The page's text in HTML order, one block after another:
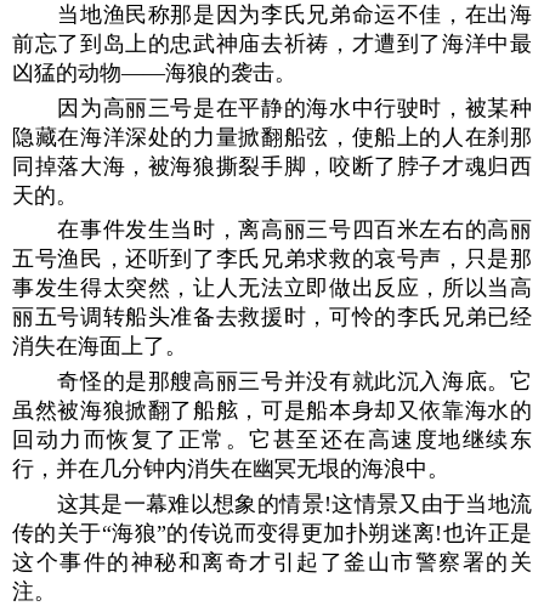
当地渔民称那是因为李氏兄弟命运不佳，在出海
前忘了到岛上的忠武神庙去祈祷，才遭到了海洋中最
凶猛的动物——海狼的袭击。
因为高丽三号是在平静的海水中行驶时，被某种
隐藏在海洋深处的力量掀翻船弦，使船上的人在刹那
同掉落大海，被海狼撕裂手脚，咬断了脖子才魂归西
天的。
在事件发生当时，离高丽三号四百米左右的高丽
五号渔民，还听到了李氏兄弟求救的哀号声，只是那
事发生得太突然，让人无法立即做出反应，所以当高
丽五号调转船头准备去救援时，可怜的李氏兄弟已经
消失在海面上了。
奇怪的是那艘高丽三号并没有就此沉入海底。它
虽然被海狼掀翻了船舷，可是船本身却又依靠海水的
回动力而恢复了正常。它甚至还在高速度地继续东
行，并在几分钟内消失在幽冥无垠的海浪中。
这其是一幕难以想象的情景!这情景又由于当地流
传的关于“海狼”的传说而变得更加扑朔迷离!也许正是
这个事件的神秘和离奇才引起了釜山市警察署的关
注。